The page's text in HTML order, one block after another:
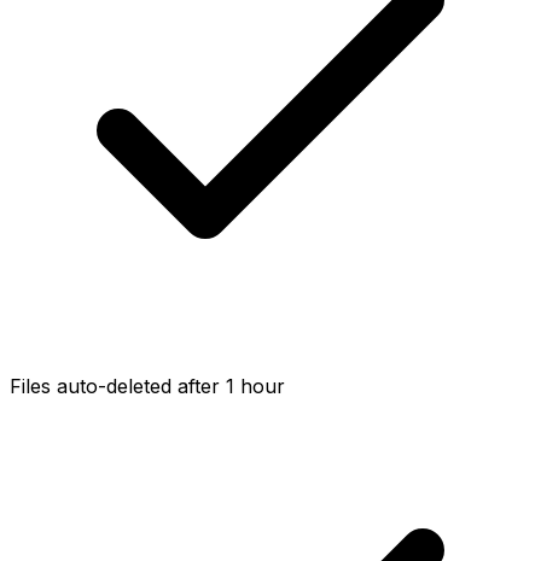
Files auto-deleted after 1 hour